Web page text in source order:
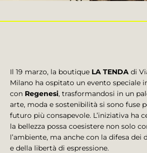
Il 19 marzo, la boutique LA TENDA di
Milano ha ospitato un evento speciale
con Regenesi, trasformandosi in un
arte, moda e sostenibilità si sono fuse
futuro più consapevole. L’iniziativa ha
la bellezza possa coesistere non solo
l’ambiente, ma anche con la difesa
e della libertà di espressione.